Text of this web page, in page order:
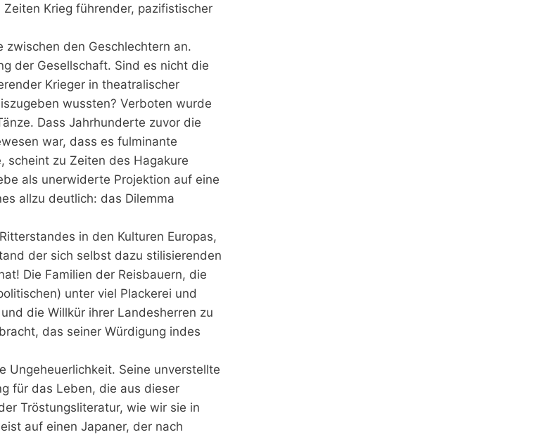
Krieg führender, pazifistischer
den Geschlechtern an.
der Gesellschaft. Sind es nicht die
Krieger in theatralischer
wussten? Verboten wurde
Dass Jahrhunderte zuvor die
war, dass es fulminante
scheint zu Zeiten des Hagakure
als unerwiderte Projektion auf eine
allzu deutlich: das Dilemma
in den Kulturen Europas,
der sich selbst dazu stilisierenden
Die Familien der Reisbauern, die
unter viel Plackerei und
die Willkür ihrer Landesherren zu
das seiner Würdigung indes
Ungeheuerlichkeit. Seine unverstellte
für das Leben, die aus dieser
Tröstungsliteratur, wie wir sie in
auf einen Japaner, der nach